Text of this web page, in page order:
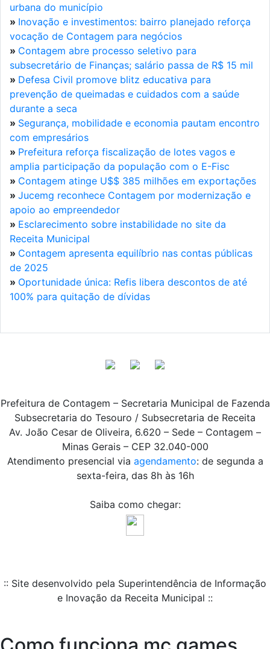
urbana do município
» Inovação e investimentos: bairro planejado reforça
vocação de Contagem para negócios
» Contagem abre processo seletivo para
subsecretário de Finanças; salário passa de R$ 15 mil
» Defesa Civil promove blitz educativa para
prevenção de queimadas e cuidados com a saúde
durante a seca
» Segurança, mobilidade e economia pautam encontro
com empresários
» Prefeitura reforça fiscalização de lotes vagos e
amplia participação da população com o E-Fisc
» Contagem atinge U$$ 385 milhões em exportações
» Jucemg reconhece Contagem por modernização e
apoio ao empreendedor
» Esclarecimento sobre instabilidade no site da
Receita Municipal
» Contagem apresenta equilíbrio nas contas públicas
de 2025
» Oportunidade única: Refis libera descontos de até
100% para quitação de dívidas
Prefeitura de Contagem – Secretaria Municipal de Fazenda
Subsecretaria do Tesouro / Subsecretaria de Receita
Av. João Cesar de Oliveira, 6.620 – Sede – Contagem –
Minas Gerais – CEP 32.040-000
Atendimento presencial via agendamento: de segunda a
sexta-feira, das 8h às 16h
Saiba como chegar:
:: Site desenvolvido pela Superintendência de Informação
e Inovação da Receita Municipal ::